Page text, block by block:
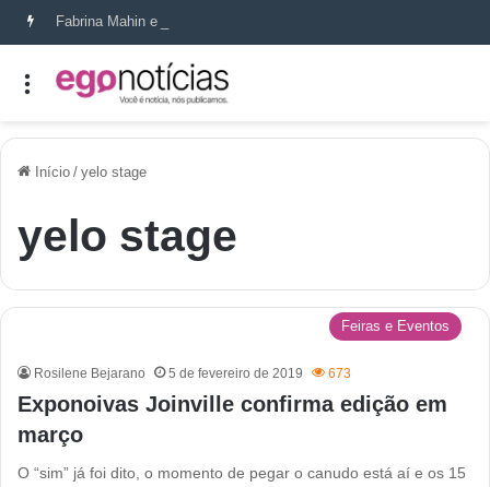
Fabrina Mahin e a arte de reconstruir confiança
Início / yelo stage
yelo stage
Feiras e Eventos
Rosilene Bejarano 5 de fevereiro de 2019 673
Exponoivas Joinville confirma edição em
março
O “sim” já foi dito, o momento de pegar o canudo está aí e os 15